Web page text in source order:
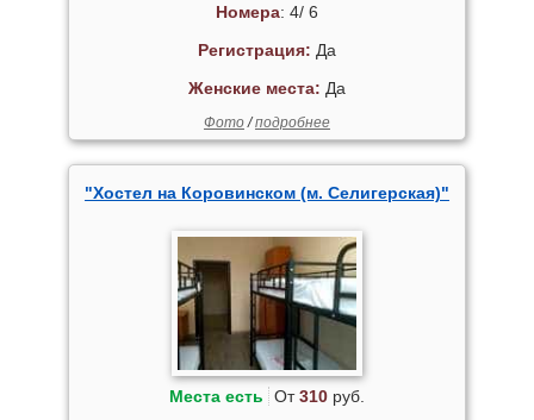
Номера: 4/ 6
Регистрация: Да
Женские места: Да
Фото/подробнее
"Хостел на Коровинском (м. Селигерская)"
Места есть От310руб.